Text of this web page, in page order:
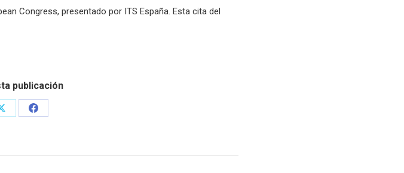
Congress, presentado por ITS España. Esta cita del
publicación
Share
Share